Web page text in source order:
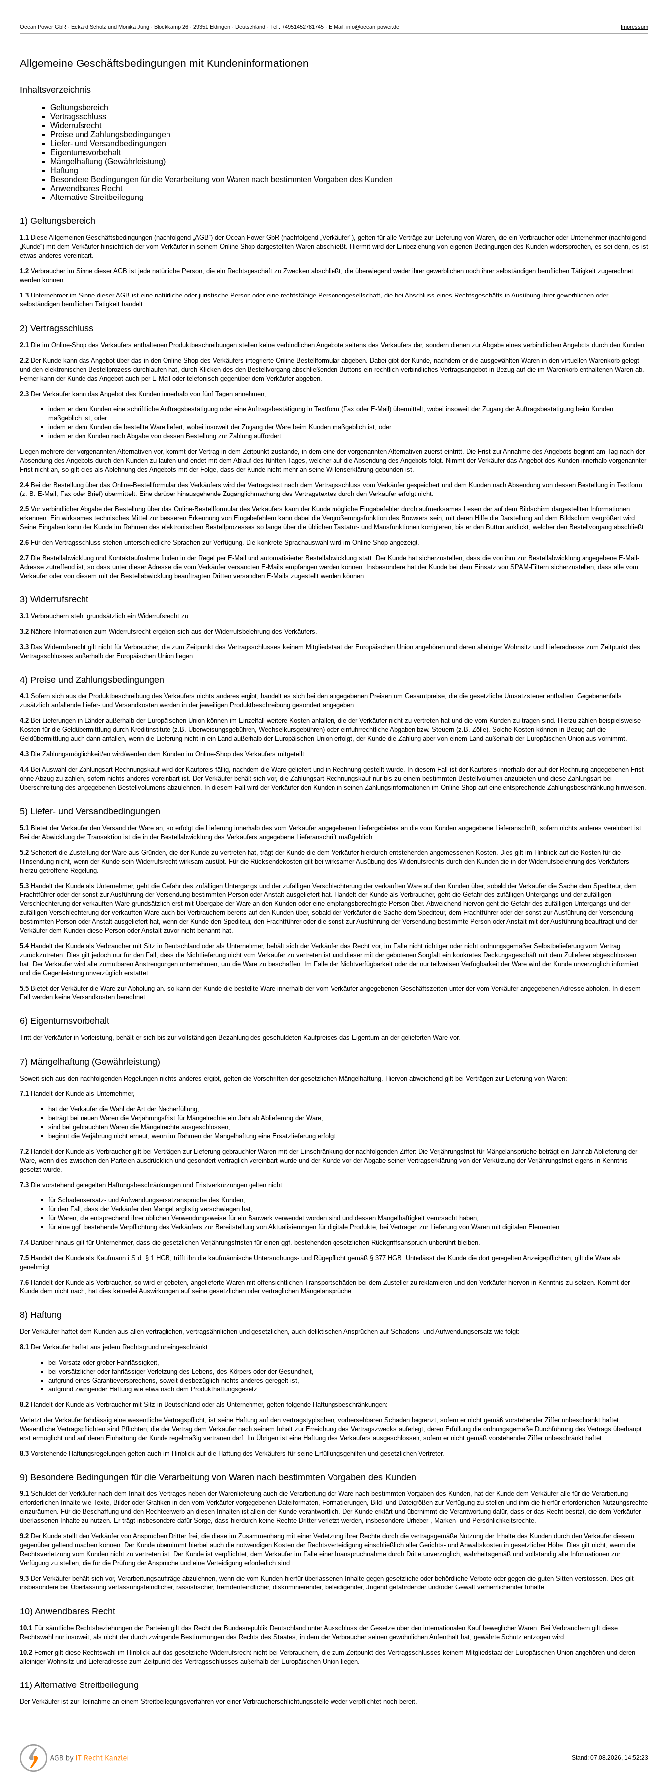
Ocean Power GbR · Eckard Scholz und Monika Jung · Blockkamp 26 · 29351 Eldingen · Deutschland · Tel.: +4951452781745 · E-Mail: info@ocean-power.de Impressum
Allgemeine Geschäftsbedingungen mit Kundeninformationen
Inhaltsverzeichnis
Geltungsbereich
Vertragsschluss
Widerrufsrecht
Preise und Zahlungsbedingungen
Liefer- und Versandbedingungen
Eigentumsvorbehalt
Mängelhaftung (Gewährleistung)
Haftung
Besondere Bedingungen für die Verarbeitung von Waren nach bestimmten Vorgaben des Kunden
Anwendbares Recht
Alternative Streitbeilegung
1) Geltungsbereich
1.1 Diese Allgemeinen Geschäftsbedingungen (nachfolgend „AGB“) der Ocean Power GbR (nachfolgend „Verkäufer"), gelten für alle Verträge zur Lieferung von Waren, die ein Verbraucher oder Unternehmer (nachfolgend
„Kunde“) mit dem Verkäufer hinsichtlich der vom Verkäufer in seinem Online-Shop dargestellten Waren abschließt. Hiermit wird der Einbeziehung von eigenen Bedingungen des Kunden widersprochen, es sei denn, es ist
etwas anderes vereinbart.
1.2 Verbraucher im Sinne dieser AGB ist jede natürliche Person, die ein Rechtsgeschäft zu Zwecken abschließt, die überwiegend weder ihrer gewerblichen noch ihrer selbständigen beruflichen Tätigkeit zugerechnet
werden können.
1.3 Unternehmer im Sinne dieser AGB ist eine natürliche oder juristische Person oder eine rechtsfähige Personengesellschaft, die bei Abschluss eines Rechtsgeschäfts in Ausübung ihrer gewerblichen oder
selbständigen beruflichen Tätigkeit handelt.
2) Vertragsschluss
2.1 Die im Online-Shop des Verkäufers enthaltenen Produktbeschreibungen stellen keine verbindlichen Angebote seitens des Verkäufers dar, sondern dienen zur Abgabe eines verbindlichen Angebots durch den Kunden.
2.2 Der Kunde kann das Angebot über das in den Online-Shop des Verkäufers integrierte Online-Bestellformular abgeben. Dabei gibt der Kunde, nachdem er die ausgewählten Waren in den virtuellen Warenkorb gelegt
und den elektronischen Bestellprozess durchlaufen hat, durch Klicken des den Bestellvorgang abschließenden Buttons ein rechtlich verbindliches Vertragsangebot in Bezug auf die im Warenkorb enthaltenen Waren ab.
Ferner kann der Kunde das Angebot auch per E-Mail oder telefonisch gegenüber dem Verkäufer abgeben.
2.3 Der Verkäufer kann das Angebot des Kunden innerhalb von fünf Tagen annehmen,
indem er dem Kunden eine schriftliche Auftragsbestätigung oder eine Auftragsbestätigung in Textform (Fax oder E-Mail) übermittelt, wobei insoweit der Zugang der Auftragsbestätigung beim Kunden
maßgeblich ist, oder
indem er dem Kunden die bestellte Ware liefert, wobei insoweit der Zugang der Ware beim Kunden maßgeblich ist, oder
indem er den Kunden nach Abgabe von dessen Bestellung zur Zahlung auffordert.
Liegen mehrere der vorgenannten Alternativen vor, kommt der Vertrag in dem Zeitpunkt zustande, in dem eine der vorgenannten Alternativen zuerst eintritt. Die Frist zur Annahme des Angebots beginnt am Tag nach der
Absendung des Angebots durch den Kunden zu laufen und endet mit dem Ablauf des fünften Tages, welcher auf die Absendung des Angebots folgt. Nimmt der Verkäufer das Angebot des Kunden innerhalb vorgenannter
Frist nicht an, so gilt dies als Ablehnung des Angebots mit der Folge, dass der Kunde nicht mehr an seine Willenserklärung gebunden ist.
2.4Bei der Bestellung über das Online-Bestellformular des Verkäufers wird der Vertragstext nach dem Vertragsschluss vom Verkäufer gespeichert und dem Kunden nach Absendung von dessen Bestellung in Textform
(z. B. E-Mail, Fax oder Brief) übermittelt. Eine darüber hinausgehende Zugänglichmachung des Vertragstextes durch den Verkäufer erfolgt nicht.
2.5 Vor verbindlicher Abgabe der Bestellung über das Online-Bestellformular des Verkäufers kann der Kunde mögliche Eingabefehler durch aufmerksames Lesen der auf dem Bildschirm dargestellten Informationen
erkennen. Ein wirksames technisches Mittel zur besseren Erkennung von Eingabefehlern kann dabei die Vergrößerungsfunktion des Browsers sein, mit deren Hilfe die Darstellung auf dem Bildschirm vergrößert wird.
Seine Eingaben kann der Kunde im Rahmen des elektronischen Bestellprozesses so lange über die üblichen Tastatur- und Mausfunktionen korrigieren, bis er den Button anklickt, welcher den Bestellvorgang abschließt.
2.6 Für den Vertragsschluss stehen unterschiedliche Sprachen zur Verfügung. Die konkrete Sprachauswahl wird im Online-Shop angezeigt.
2.7 Die Bestellabwicklung und Kontaktaufnahme finden in der Regel per E-Mail und automatisierter Bestellabwicklung statt. Der Kunde hat sicherzustellen, dass die von ihm zur Bestellabwicklung angegebene E-Mail-
Adresse zutreffend ist, so dass unter dieser Adresse die vom Verkäufer versandten E-Mails empfangen werden können. Insbesondere hat der Kunde bei dem Einsatz von SPAM-Filtern sicherzustellen, dass alle vom
Verkäufer oder von diesem mit der Bestellabwicklung beauftragten Dritten versandten E-Mails zugestellt werden können.
3) Widerrufsrecht
3.1 Verbrauchern steht grundsätzlich ein Widerrufsrecht zu.
3.2 Nähere Informationen zum Widerrufsrecht ergeben sich aus der Widerrufsbelehrung des Verkäufers.
3.3 Das Widerrufsrecht gilt nicht für Verbraucher, die zum Zeitpunkt des Vertragsschlusses keinem Mitgliedstaat der Europäischen Union angehören und deren alleiniger Wohnsitz und Lieferadresse zum Zeitpunkt des
Vertragsschlusses außerhalb der Europäischen Union liegen.
4) Preise und Zahlungsbedingungen
4.1 Sofern sich aus der Produktbeschreibung des Verkäufers nichts anderes ergibt, handelt es sich bei den angegebenen Preisen um Gesamtpreise, die die gesetzliche Umsatzsteuer enthalten. Gegebenenfalls
zusätzlich anfallende Liefer- und Versandkosten werden in der jeweiligen Produktbeschreibung gesondert angegeben.
4.2 Bei Lieferungen in Länder außerhalb der Europäischen Union können im Einzelfall weitere Kosten anfallen, die der Verkäufer nicht zu vertreten hat und die vom Kunden zu tragen sind. Hierzu zählen beispielsweise
Kosten für die Geldübermittlung durch Kreditinstitute (z.B. Überweisungsgebühren, Wechselkursgebühren) oder einfuhrrechtliche Abgaben bzw. Steuern (z.B. Zölle). Solche Kosten können in Bezug auf die
Geldübermittlung auch dann anfallen, wenn die Lieferung nicht in ein Land außerhalb der Europäischen Union erfolgt, der Kunde die Zahlung aber von einem Land außerhalb der Europäischen Union aus vornimmt.
4.3 Die Zahlungsmöglichkeit/en wird/werden dem Kunden im Online-Shop des Verkäufers mitgeteilt.
4.4Bei Auswahl der Zahlungsart Rechnungskauf wird der Kaufpreis fällig, nachdem die Ware geliefert und in Rechnung gestellt wurde. In diesem Fall ist der Kaufpreis innerhalb der auf der Rechnung angegebenen Frist
ohne Abzug zu zahlen, sofern nichts anderes vereinbart ist. Der Verkäufer behält sich vor, die Zahlungsart Rechnungskauf nur bis zu einem bestimmten Bestellvolumen anzubieten und diese Zahlungsart bei
Überschreitung des angegebenen Bestellvolumens abzulehnen. In diesem Fall wird der Verkäufer den Kunden in seinen Zahlungsinformationen im Online-Shop auf eine entsprechende Zahlungsbeschränkung hinweisen.
5) Liefer- und Versandbedingungen
5.1 Bietet der Verkäufer den Versand der Ware an, so erfolgt die Lieferung innerhalb des vom Verkäufer angegebenen Liefergebietes an die vom Kunden angegebene Lieferanschrift, sofern nichts anderes vereinbart ist.
Bei der Abwicklung der Transaktion ist die in der Bestellabwicklung des Verkäufers angegebene Lieferanschrift maßgeblich.
5.2 Scheitert die Zustellung der Ware aus Gründen, die der Kunde zu vertreten hat, trägt der Kunde die dem Verkäufer hierdurch entstehenden angemessenen Kosten. Dies gilt im Hinblick auf die Kosten für die
Hinsendung nicht, wenn der Kunde sein Widerrufsrecht wirksam ausübt. Für die Rücksendekosten gilt bei wirksamer Ausübung des Widerrufsrechts durch den Kunden die in der Widerrufsbelehrung des Verkäufers
hierzu getroffene Regelung.
5.3 Handelt der Kunde als Unternehmer, geht die Gefahr des zufälligen Untergangs und der zufälligen Verschlechterung der verkauften Ware auf den Kunden über, sobald der Verkäufer die Sache dem Spediteur, dem
Frachtführer oder der sonst zur Ausführung der Versendung bestimmten Person oder Anstalt ausgeliefert hat. Handelt der Kunde als Verbraucher, geht die Gefahr des zufälligen Untergangs und der zufälligen
Verschlechterung der verkauften Ware grundsätzlich erst mit Übergabe der Ware an den Kunden oder eine empfangsberechtigte Person über. Abweichend hiervon geht die Gefahr des zufälligen Untergangs und der
zufälligen Verschlechterung der verkauften Ware auch bei Verbrauchern bereits auf den Kunden über, sobald der Verkäufer die Sache dem Spediteur, dem Frachtführer oder der sonst zur Ausführung der Versendung
bestimmten Person oder Anstalt ausgeliefert hat, wenn der Kunde den Spediteur, den Frachtführer oder die sonst zur Ausführung der Versendung bestimmte Person oder Anstalt mit der Ausführung beauftragt und der
Verkäufer dem Kunden diese Person oder Anstalt zuvor nicht benannt hat.
5.4Handelt der Kunde als Verbraucher mit Sitz in Deutschland oder als Unternehmer, behält sich der Verkäufer das Recht vor, im Falle nicht richtiger oder nicht ordnungsgemäßer Selbstbelieferung vom Vertrag
zurückzutreten. Dies gilt jedoch nur für den Fall, dass die Nichtlieferung nicht vom Verkäufer zu vertreten ist und dieser mit der gebotenen Sorgfalt ein konkretes Deckungsgeschäft mit dem Zulieferer abgeschlossen
hat. Der Verkäufer wird alle zumutbaren Anstrengungen unternehmen, um die Ware zu beschaffen. Im Falle der Nichtverfügbarkeit oder der nur teilweisen Verfügbarkeit der Ware wird der Kunde unverzüglich informiert
und die Gegenleistung unverzüglich erstattet.
5.5 Bietet der Verkäufer die Ware zur Abholung an, so kann der Kunde die bestellte Ware innerhalb der vom Verkäufer angegebenen Geschäftszeiten unter der vom Verkäufer angegebenen Adresse abholen. In diesem
Fall werden keine Versandkosten berechnet.
6) Eigentumsvorbehalt
Tritt der Verkäufer in Vorleistung, behält er sich bis zur vollständigen Bezahlung des geschuldeten Kaufpreises das Eigentum an der gelieferten Ware vor.
7) Mängelhaftung (Gewährleistung)
Soweit sich aus den nachfolgenden Regelungen nichts anderes ergibt, gelten die Vorschriften der gesetzlichen Mängelhaftung. Hiervon abweichend gilt bei Verträgen zur Lieferung von Waren:
7.1 Handelt der Kunde als Unternehmer,
hat der Verkäufer die Wahl der Art der Nacherfüllung;
beträgt bei neuen Waren die Verjährungsfrist für Mängelrechte ein Jahr ab Ablieferung der Ware;
sind bei gebrauchten Waren die Mängelrechte ausgeschlossen;
beginnt die Verjährung nicht erneut, wenn im Rahmen der Mängelhaftung eine Ersatzlieferung erfolgt.
7.2 Handelt der Kunde als Verbraucher gilt bei Verträgen zur Lieferung gebrauchter Waren mit der Einschränkung der nachfolgenden Ziffer: Die Verjährungsfrist für Mängelansprüche beträgt ein Jahr ab Ablieferung der
Ware, wenn dies zwischen den Parteien ausdrücklich und gesondert vertraglich vereinbart wurde und der Kunde vor der Abgabe seiner Vertragserklärung von der Verkürzung der Verjährungsfrist eigens in Kenntnis
gesetzt wurde.
7.3 Die vorstehend geregelten Haftungsbeschränkungen und Fristverkürzungen gelten nicht
für Schadensersatz- und Aufwendungsersatzansprüche des Kunden,
für den Fall, dass der Verkäufer den Mangel arglistig verschwiegen hat,
für Waren, die entsprechend ihrer üblichen Verwendungsweise für ein Bauwerk verwendet worden sind und dessen Mangelhaftigkeit verursacht haben,
für eine ggf. bestehende Verpflichtung des Verkäufers zur Bereitstellung von Aktualisierungen für digitale Produkte, bei Verträgen zur Lieferung von Waren mit digitalen Elementen.
7.4Darüber hinaus gilt für Unternehmer, dass die gesetzlichen Verjährungsfristen für einen ggf. bestehenden gesetzlichen Rückgriffsanspruch unberührt bleiben.
7.5 Handelt der Kunde als Kaufmann i.S.d. § 1 HGB, trifft ihn die kaufmännische Untersuchungs- und Rügepflicht gemäß § 377 HGB. Unterlässt der Kunde die dort geregelten Anzeigepflichten, gilt die Ware als
genehmigt.
7.6 Handelt der Kunde als Verbraucher, so wird er gebeten, angelieferte Waren mit offensichtlichen Transportschäden bei dem Zusteller zu reklamieren und den Verkäufer hiervon in Kenntnis zu setzen. Kommt der
Kunde dem nicht nach, hat dies keinerlei Auswirkungen auf seine gesetzlichen oder vertraglichen Mängelansprüche.
8) Haftung
Der Verkäufer haftet dem Kunden aus allen vertraglichen, vertragsähnlichen und gesetzlichen, auch deliktischen Ansprüchen auf Schadens- und Aufwendungsersatz wie folgt:
8.1 Der Verkäufer haftet aus jedem Rechtsgrund uneingeschränkt
bei Vorsatz oder grober Fahrlässigkeit,
bei vorsätzlicher oder fahrlässiger Verletzung des Lebens, des Körpers oder der Gesundheit,
aufgrund eines Garantieversprechens, soweit diesbezüglich nichts anderes geregelt ist,
aufgrund zwingender Haftung wie etwa nach dem Produkthaftungsgesetz.
8.2 Handelt der Kunde als Verbraucher mit Sitz in Deutschland oder als Unternehmer, gelten folgende Haftungsbeschränkungen:
Verletzt der Verkäufer fahrlässig eine wesentliche Vertragspflicht, ist seine Haftung auf den vertragstypischen, vorhersehbaren Schaden begrenzt, sofern er nicht gemäß vorstehender Ziffer unbeschränkt haftet.
Wesentliche Vertragspflichten sind Pflichten, die der Vertrag dem Verkäufer nach seinem Inhalt zur Erreichung des Vertragszwecks auferlegt, deren Erfüllung die ordnungsgemäße Durchführung des Vertrags überhaupt
erst ermöglicht und auf deren Einhaltung der Kunde regelmäßig vertrauen darf. Im Übrigen ist eine Haftung des Verkäufers ausgeschlossen, sofern er nicht gemäß vorstehender Ziffer unbeschränkt haftet.
8.3 Vorstehende Haftungsregelungen gelten auch im Hinblick auf die Haftung des Verkäufers für seine Erfüllungsgehilfen und gesetzlichen Vertreter.
9) Besondere Bedingungen für die Verarbeitung von Waren nach bestimmten Vorgaben des Kunden
9.1 Schuldet der Verkäufer nach dem Inhalt des Vertrages neben der Warenlieferung auch die Verarbeitung der Ware nach bestimmten Vorgaben des Kunden, hat der Kunde dem Verkäufer alle für die Verarbeitung
erforderlichen Inhalte wie Texte, Bilder oder Grafiken in den vom Verkäufer vorgegebenen Dateiformaten, Formatierungen, Bild- und Dateigrößen zur Verfügung zu stellen und ihm die hierfür erforderlichen Nutzungsrechte
einzuräumen. Für die Beschaffung und den Rechteerwerb an diesen Inhalten ist allein der Kunde verantwortlich. Der Kunde erklärt und übernimmt die Verantwortung dafür, dass er das Recht besitzt, die dem Verkäufer
überlassenen Inhalte zu nutzen. Er trägt insbesondere dafür Sorge, dass hierdurch keine Rechte Dritter verletzt werden, insbesondere Urheber-, Marken- und Persönlichkeitsrechte.
9.2 Der Kunde stellt den Verkäufer von Ansprüchen Dritter frei, die diese im Zusammenhang mit einer Verletzung ihrer Rechte durch die vertragsgemäße Nutzung der Inhalte des Kunden durch den Verkäufer diesem
gegenüber geltend machen können. Der Kunde übernimmt hierbei auch die notwendigen Kosten der Rechtsverteidigung einschließlich aller Gerichts- und Anwaltskosten in gesetzlicher Höhe. Dies gilt nicht, wenn die
Rechtsverletzung vom Kunden nicht zu vertreten ist. Der Kunde ist verpflichtet, dem Verkäufer im Falle einer Inanspruchnahme durch Dritte unverzüglich, wahrheitsgemäß und vollständig alle Informationen zur
Verfügung zu stellen, die für die Prüfung der Ansprüche und eine Verteidigung erforderlich sind.
9.3 Der Verkäufer behält sich vor, Verarbeitungsaufträge abzulehnen, wenn die vom Kunden hierfür überlassenen Inhalte gegen gesetzliche oder behördliche Verbote oder gegen die guten Sitten verstossen. Dies gilt
insbesondere bei Überlassung verfassungsfeindlicher, rassistischer, fremdenfeindlicher, diskriminierender, beleidigender, Jugend gefährdender und/oder Gewalt verherrlichender Inhalte.
10) Anwendbares Recht
10.1 Für sämtliche Rechtsbeziehungen der Parteien gilt das Recht der Bundesrepublik Deutschland unter Ausschluss der Gesetze über den internationalen Kauf beweglicher Waren. Bei Verbrauchern gilt diese
Rechtswahl nur insoweit, als nicht der durch zwingende Bestimmungen des Rechts des Staates, in dem der Verbraucher seinen gewöhnlichen Aufenthalt hat, gewährte Schutz entzogen wird.
10.2 Ferner gilt diese Rechtswahl im Hinblick auf das gesetzliche Widerrufsrecht nicht bei Verbrauchern, die zum Zeitpunkt des Vertragsschlusses keinem Mitgliedstaat der Europäischen Union angehören und deren
alleiniger Wohnsitz und Lieferadresse zum Zeitpunkt des Vertragsschlusses außerhalb der Europäischen Union liegen.
11) Alternative Streitbeilegung
Der Verkäufer ist zur Teilnahme an einem Streitbeilegungsverfahren vor einer Verbraucherschlichtungsstelle weder verpflichtet noch bereit.
Stand: 07.08.2026, 14:52:23